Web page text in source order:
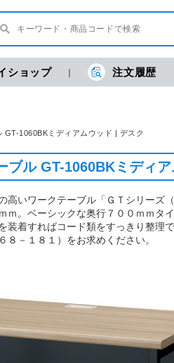
ショップ 注文履歴
GT-1060BKミディアムウッド | デスク
499 円 (税込)
ブル GT-1060BKミディ
高いワークテーブル「ＧＴシリーズ
ｍ。ベーシックな奥行７００ｍｍタ
装着すればコード類をすっきり整理
８－１８１）をお求めください。